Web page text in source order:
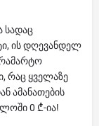
სადაც
ის დღევანდელ
რაც ყველაზე
ამანათების
0 ₾-ია!